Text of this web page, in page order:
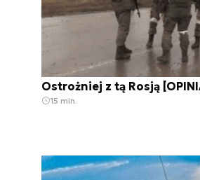
Ostrożniej z tą Rosją
15 min.